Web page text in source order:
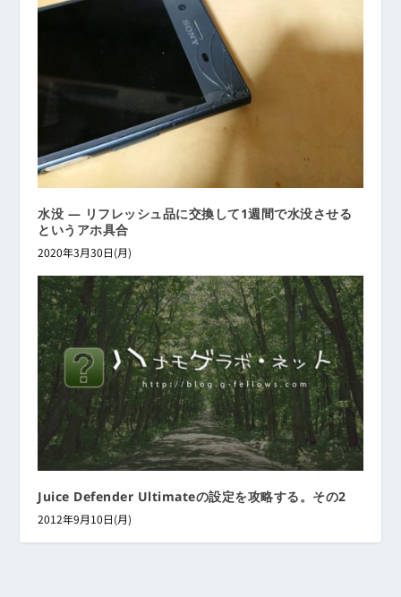
水没 ― リフレッシュ品に交換して1週間で水没させる
というアホ具合
2020年3月30日(月)
Juice Defender Ultimateの設定を攻略する。その2
2012年9月10日(月)